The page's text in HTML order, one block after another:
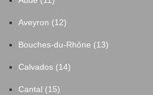
Masseret
Aveyron (12)
Bouches-du-Rhône (13)
Calvados (14)
Cantal (15)